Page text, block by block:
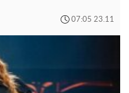
07:05 23.11